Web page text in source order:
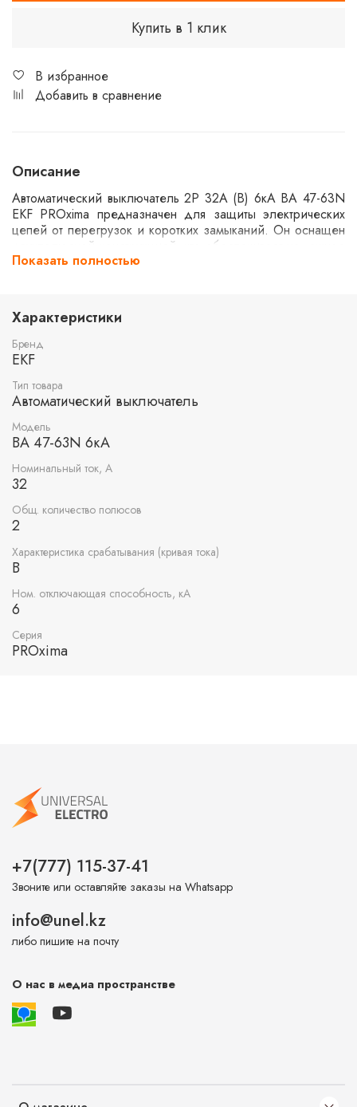
Купить в 1 клик
В избранное
Добавить в сравнение
Описание
Автоматический выключатель 2P 32А (B) 6кА ВА 47-63N
EKF PROxima предназначен для защиты электрических
цепей от перегрузок и коротких замыканий. Он оснащен
двухполюсной конструкцией, что обеспечивает надежное
отключение цепи при аварийных ситуациях. Устройство
подходящим для использования в бытовых и
промышленных сетях.
Показать полностью
Характеристики
Бренд
EKF
Тип товара
Автоматический выключатель
Модель
ВА 47-63N 6кА
Номинальный ток, А
32
Общ. количество полюсов
2
Характеристика срабатывания (кривая тока)
B
Ном. отключающая способность, кА
6
Серия
PROxima
+7(777) 115-37-41
Звоните или оставляйте заказы на Whatsapp
info@unel.kz
либо пишите на почту
О нас в медиа пространстве